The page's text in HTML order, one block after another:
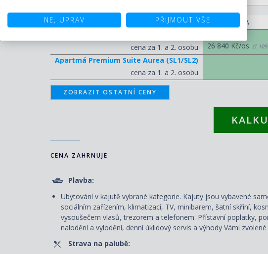
FANTASTICA
cena za 1. a 2. osobu
26 840 Kč/os. (1
Apartmá Premium Suite Aurea (SL1/SL2)
cena za 1. a 2. osobu
ZOBRAZIT OSTATNÍ CENY
CENA ZAHRNUJE
Plavba:
Ubytování v kajutě vybrané kategorie. Kajuty jsou vybavené
sociálním zařízením, klimatizací, TV, minibarem, šatní skříní,
vysoušečem vlasů, trezorem a telefonem. Přístavní poplatky,
nalodění a vylodění, denní úklidový servis a výhody Vámi
Strava na palubě:
NE, UPRAV PŘIJMOUT VŠE